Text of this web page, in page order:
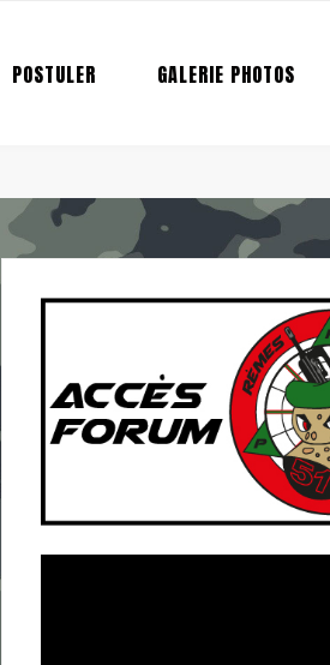
POSTULER GALERIE PHOTOS